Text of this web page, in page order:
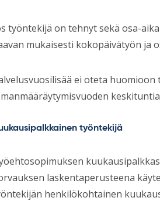
työntekijä on tehnyt sekä osa-
mukaisesti kokopäivätyön ja
ei oteta
työntekijä
laskentaperusteena
henkilökohtainen